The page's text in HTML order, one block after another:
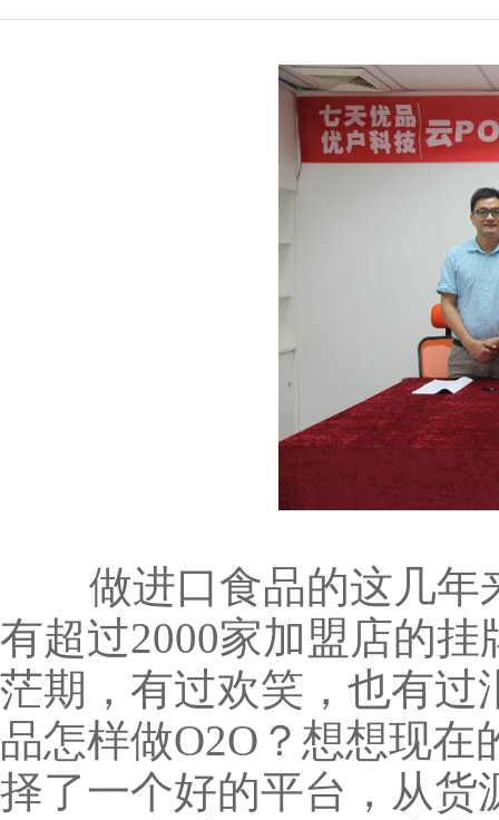
做进口食品的这几年
有超过2000家加盟店的
茫期，有过欢笑，也有过
品怎样做O2O？想想现
择了一个好的平台，从货